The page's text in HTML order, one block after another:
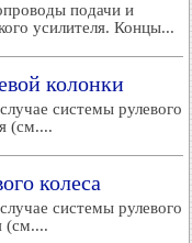
подачи и
усилителя. Концы...
колонки
системы рулевого
(см....
колеса
системы рулевого
(см....